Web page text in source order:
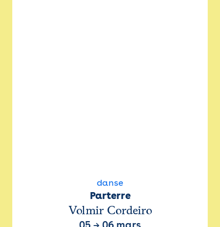
danse
Parterre
Volmir Cordeiro